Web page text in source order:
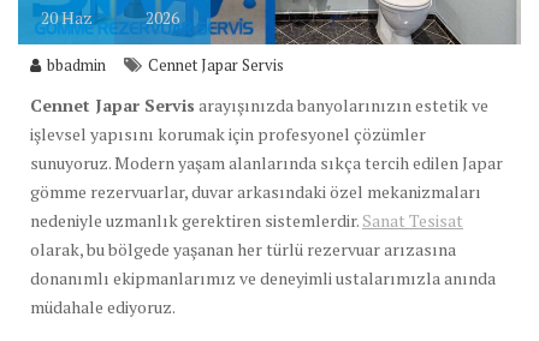
20Haz 2026
bbadmin Cennet Japar Servis
Cennet Japar Servis arayışınızda banyolarınızın estetik ve
işlevsel yapısını korumak için profesyonel çözümler
sunuyoruz. Modern yaşam alanlarında sıkça tercih edilen Japar
gömme rezervuarlar, duvar arkasındaki özel mekanizmaları
nedeniyle uzmanlık gerektiren sistemlerdir. Sanat Tesisat
olarak, bu bölgede yaşanan her türlü rezervuar arızasına
donanımlı ekipmanlarımız ve deneyimli ustalarımızla anında
müdahale ediyoruz.